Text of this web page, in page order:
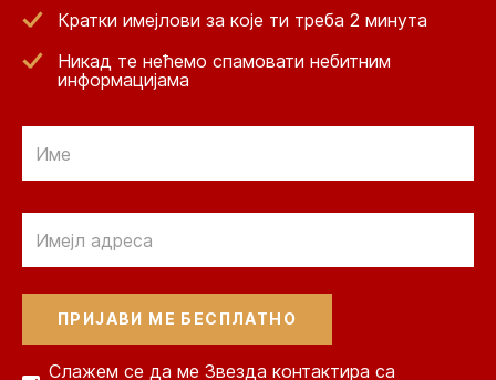
Кратки имејлови за које ти треба 2 минута
Никад те нећемо спамовати небитним
информацијама
Слажем се да ме Звезда контактира са